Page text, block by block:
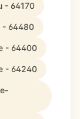
- 64170
- 64480
- 64400
- 64240